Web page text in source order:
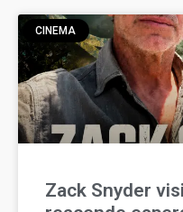
CINEMA
Zack Snyder